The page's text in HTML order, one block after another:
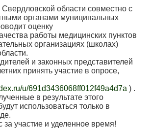
области совместно с
органами муниципальных
оценку
работы медицинских пунктов
организациях (школах)
и законных представителей
принять участие в опросе,
u/691d3436068ff012f49a4d7a ) .
в результате этого
использоваться только в
за участие и уделенное время!